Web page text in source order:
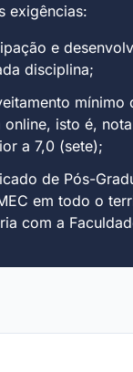
exigências:
e
disciplina;
mínimo
online, isto é,
a 7,0 (sete);
de Pós-
em todo o
com a